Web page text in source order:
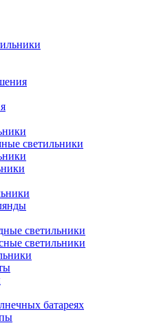
светильники
светильники
светильники
батареях